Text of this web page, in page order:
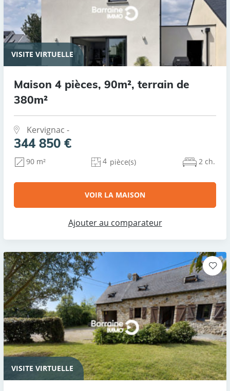
VISITE VIRTUELLE
Maison 4 pièces, 90m², terrain de
380m²
Kervignac -
344 850 €
90 m² 4 pièce(s) 2 ch.
VOIR LA MAISON
Ajouter au comparateur
VISITE VIRTUELLE